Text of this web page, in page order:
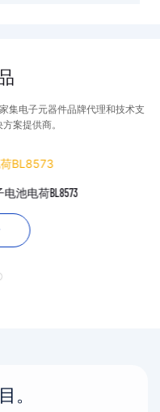
集电子元器件品牌代理和技术支
案提供商。
池电荷BL8573
。